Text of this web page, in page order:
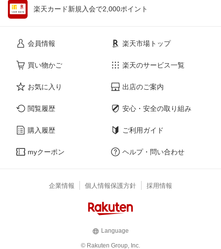
楽天カード新規入会で2,000ポイント
会員情報
買い物かご
お気に入り
閲覧履歴
購入履歴
myクーポン
楽天市場トップ
楽天のサービス一覧
出店のご案内
安心・安全の取り組み
ご利用ガイド
ヘルプ・問い合わせ
企業情報 個人情報保護方針 採用情報
Language
© Rakuten Group, Inc.